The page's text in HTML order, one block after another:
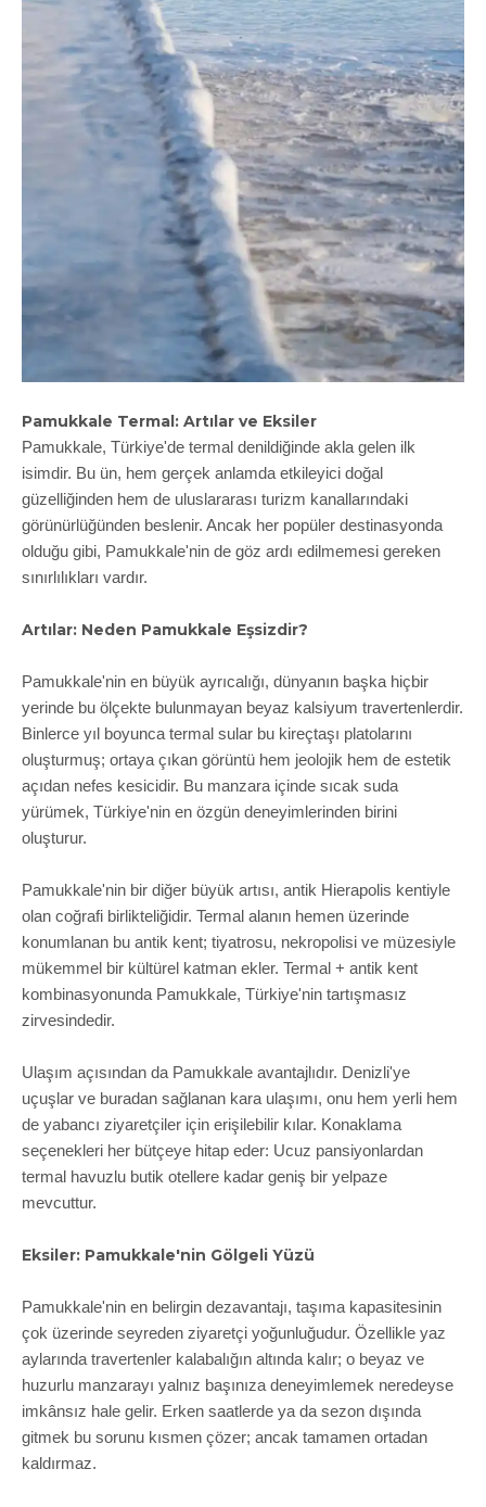
Pamukkale Termal: Artılar ve Eksiler
Pamukkale, Türkiye'de termal denildiğinde akla gelen ilk
isimdir. Bu ün, hem gerçek anlamda etkileyici doğal
güzelliğinden hem de uluslararası turizm kanallarındaki
görünürlüğünden beslenir. Ancak her popüler destinasyonda
olduğu gibi, Pamukkale'nin de göz ardı edilmemesi gereken
sınırlılıkları vardır.
Artılar: Neden Pamukkale Eşsizdir?
Pamukkale'nin en büyük ayrıcalığı, dünyanın başka hiçbir
yerinde bu ölçekte bulunmayan beyaz kalsiyum travertenlerdir.
Binlerce yıl boyunca termal sular bu kireçtaşı platolarını
oluşturmuş; ortaya çıkan görüntü hem jeolojik hem de estetik
açıdan nefes kesicidir. Bu manzara içinde sıcak suda
yürümek, Türkiye'nin en özgün deneyimlerinden birini
oluşturur.
Pamukkale'nin bir diğer büyük artısı, antik Hierapolis kentiyle
olan coğrafi birlikteliğidir. Termal alanın hemen üzerinde
konumlanan bu antik kent; tiyatrosu, nekropolisi ve müzesiyle
mükemmel bir kültürel katman ekler. Termal + antik kent
kombinasyonunda Pamukkale, Türkiye'nin tartışmasız
zirvesindedir.
Ulaşım açısından da Pamukkale avantajlıdır. Denizli'ye
uçuşlar ve buradan sağlanan kara ulaşımı, onu hem yerli hem
de yabancı ziyaretçiler için erişilebilir kılar. Konaklama
seçenekleri her bütçeye hitap eder: Ucuz pansiyonlardan
termal havuzlu butik otellere kadar geniş bir yelpaze
mevcuttur.
Eksiler: Pamukkale'nin Gölgeli Yüzü
Pamukkale'nin en belirgin dezavantajı, taşıma kapasitesinin
çok üzerinde seyreden ziyaretçi yoğunluğudur. Özellikle yaz
aylarında travertenler kalabalığın altında kalır; o beyaz ve
huzurlu manzarayı yalnız başınıza deneyimlemek neredeyse
imkânsız hale gelir. Erken saatlerde ya da sezon dışında
gitmek bu sorunu kısmen çözer; ancak tamamen ortadan
kaldırmaz.